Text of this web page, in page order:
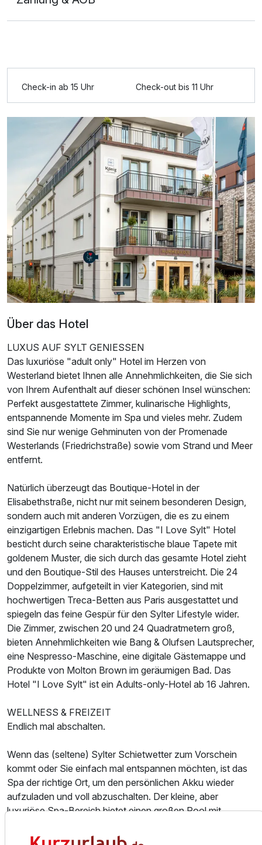
Doppelzimmer Deluxe
2 Erwachsene
Ausstattung
Für 3 Tage p.P. ab236,00 €
Doppelzimmer Deluxe Plus
2 Erwachsene
Für 3 Tage p.P. ab252,00 €
Check-in ab 15 Uhr Check-out bis 11 Uhr
Über das Hotel
LUXUS AUF SYLT GENIESSEN
Das luxuriöse "adult only" Hotel im Herzen von
Westerland bietet Ihnen alle Annehmlichkeiten, die Sie sich
von Ihrem Aufenthalt auf dieser schönen Insel wünschen:
Perfekt ausgestattete Zimmer, kulinarische Highlights,
entspannende Momente im Spa und vieles mehr. Zudem
sind Sie nur wenige Gehminuten von der Promenade
Westerlands (Friedrichstraße) sowie vom Strand und Meer
entfernt.
Natürlich überzeugt das Boutique-Hotel in der
Elisabethstraße, nicht nur mit seinem besonderen Design,
sondern auch mit anderen Vorzügen, die es zu einem
einzigartigen Erlebnis machen. Das "I Love Sylt" Hotel
besticht durch seine charakteristische blaue Tapete mit
goldenem Muster, die sich durch das gesamte Hotel zieht
und den Boutique-Stil des Hauses unterstreicht. Die 24
Doppelzimmer, aufgeteilt in vier Kategorien, sind mit
hochwertigen Treca-Betten aus Paris ausgestattet und
spiegeln das feine Gespür für den Sylter Lifestyle wider.
Die Zimmer, zwischen 20 und 24 Quadratmetern groß,
bieten Annehmlichkeiten wie Bang & Olufsen Lautsprecher,
eine Nespresso-Maschine, eine digitale Gästemappe und
Produkte von Molton Brown im geräumigen Bad. Das
Hotel "I Love Sylt" ist ein Adults-only-Hotel ab 16 Jahren.
WELLNESS & FREIZEIT
Endlich mal abschalten.
Wenn das (seltene) Sylter Schietwetter zum Vorschein
kommt oder Sie einfach mal entspannen möchten, ist das
Spa der richtige Ort, um den persönlichen Akku wieder
aufzuladen und voll abzuschalten. Der kleine, aber
luxuriöse Spa-Bereich bietet einen großen Pool mit
sowie Entspannungsliegen. Im Fitnessstudio stehen